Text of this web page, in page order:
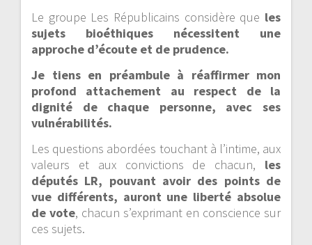
Le groupe Les Républicains considère que les
sujets bioéthiques nécessitent une
approche d’écoute et de prudence.
Je tiens en préambule à réaffirmer mon
profond attachement au respect de la
dignité de chaque personne, avec ses
vulnérabilités.
Les questions abordées touchant à l’intime, aux
valeurs et aux convictions de chacun, les
députés LR, pouvant avoir des points de
vue différents, auront une liberté absolue
de vote, chacun s’exprimant en conscience sur
ces sujets.